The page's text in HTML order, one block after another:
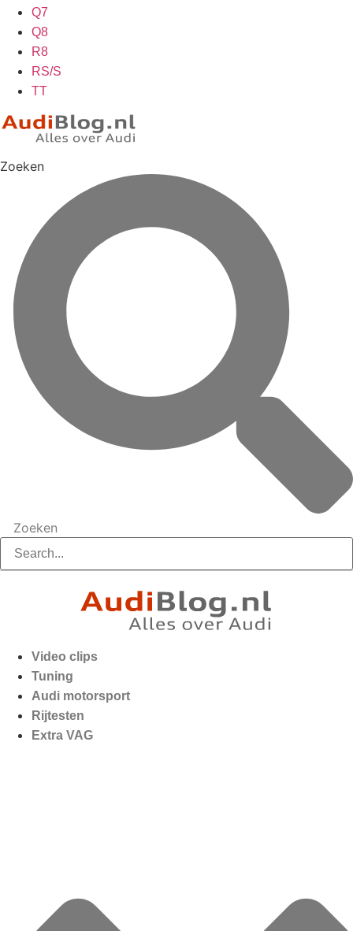
Q7
Q8
R8
RS/S
TT
Zoeken
Zoeken
Video clips
Tuning
Audi motorsport
Rijtesten
Extra VAG